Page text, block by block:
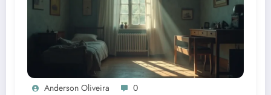
Anderson Oliveira 0